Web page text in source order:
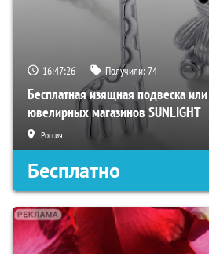
16:47:24 Получили:74
Бесплатная изящная подвеска
ювелирных магазинов SUNLIGHT
Россия
Бесплатно